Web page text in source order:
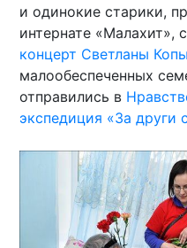
и одинокие старики,
интернате «Малахит»,
концерт Светланы
малообеспеченных
отправились в
экспедиция «За други